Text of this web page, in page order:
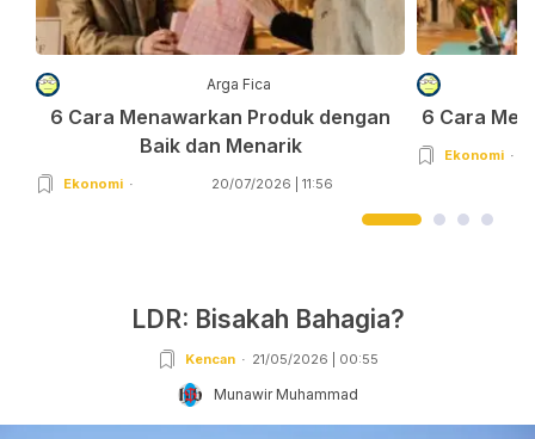
Arga Fica
6 Cara Menawarkan Produk dengan
Baik dan Menarik
Ekonomi 20/07/2026 | 11:56
6 Cara
Ekonomi
LDR: Bisakah Bahagia?
Kencan 21/05/2026 | 00:55
Munawir Muhammad